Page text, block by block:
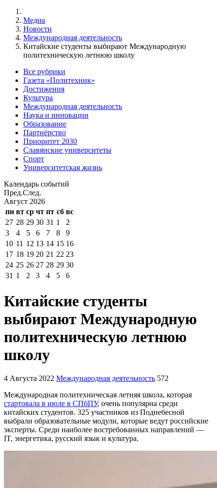
Медиа
Новости
Международная деятельность
Китайские студенты выбирают Международную
политехническую летнюю школу
Все рубрики
Газета «Политехник»
Достижения
Культура
Международная деятельность
Наука и инновации
Образование
Партнёрство
Приоритет 2030
Славянские университеты
Спорт
Университетская жизнь
Календарь событий
Пред.След.
Август 2026
пн вт ср чт пт сб вс
27 28 29 30 31 1
2
3
4 5 6 7 8
9
10 11 12 13 14 15 16
17 18 19 20 21 22 23
24 25 26 27 28 29 30
31 1 2 3 4 5 6
Китайские студенты
выбирают Международную
политехническую летнюю
школу
4 Августа 2022 Международная деятельность 572
Международная политехническая летняя школа, которая
стартовала в июле в СПбПУ, очень популярна среди
китайских студентов. 325 участников из Поднебесной
выбрали образовательные модули, которые ведут российские
эксперты. Среди наиболее востребованных направлений —
IT, энергетика, русский язык и культура.